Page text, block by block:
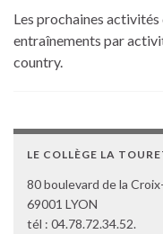
Les prochaines activités
entraînements par
country.
LE COLLÈGE LA
80 boulevard de la
69001 LYON
tél : 04.78.72.34.52.